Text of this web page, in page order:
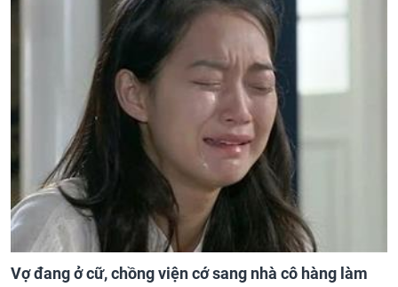
Vợ đang ở cữ, chồng viện cớ sang nhà cô hàng làm